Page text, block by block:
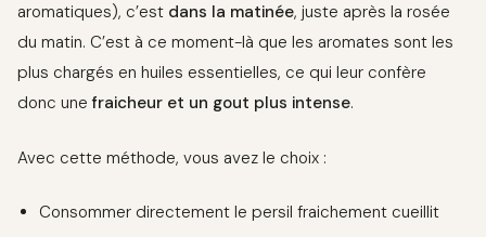
aromatiques), c’est dans la matinée, juste après la rosée
du matin. C’est à ce moment-là que les aromates sont les
plus chargés en huiles essentielles, ce qui leur confère
donc unefraicheur et un gout plus intense.
Avec cette méthode, vous avez le choix :
Consommer directement le persil fraichement cueillit